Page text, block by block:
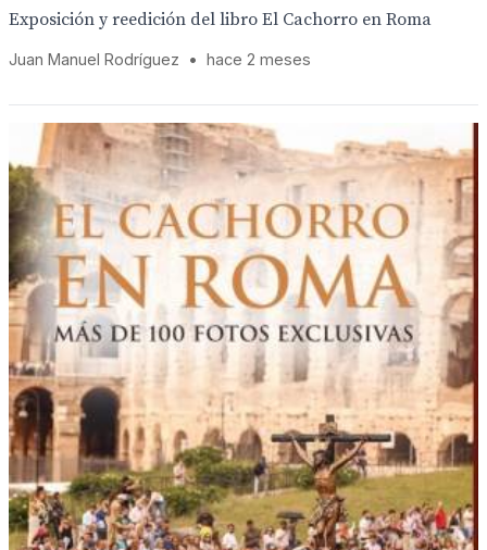
Exposición y reedición del libro El Cachorro en Roma
Juan Manuel Rodríguez • hace 2 meses